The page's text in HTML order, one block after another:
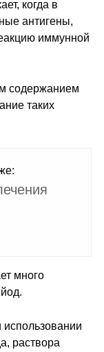
когда в
антигены,
иммунной
содержанием
таких
много
раствора